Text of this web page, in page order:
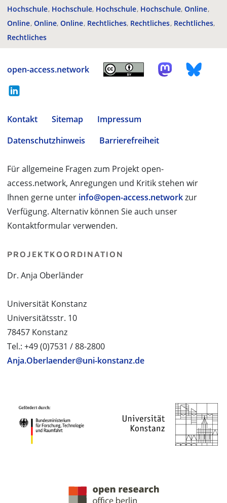
Hochschule Hochschule Hochschule Hochschule Online
Online Online Online Rechtliches Rechtliches Rechtliches
Rechtliches
open-access.network
Kontakt Sitemap
Impressum
Datenschutzhinweis
Barrierefreiheit
Für allgemeine Fragen zum Projekt open-
access.network, Anregungen und Kritik stehen wir
Ihnen gerne unter info@open-access.networkzur
Verfügung. Alternativ können Sie auch unser
Kontaktformular verwenden.
PROJEKTKOORDINATION
Dr. Anja Oberländer
Universität Konstanz
Universitätsstr. 10
78457 Konstanz
Tel.: +49 (0)7531 / 88-2800
Anja.Oberlaender@uni-konstanz.de